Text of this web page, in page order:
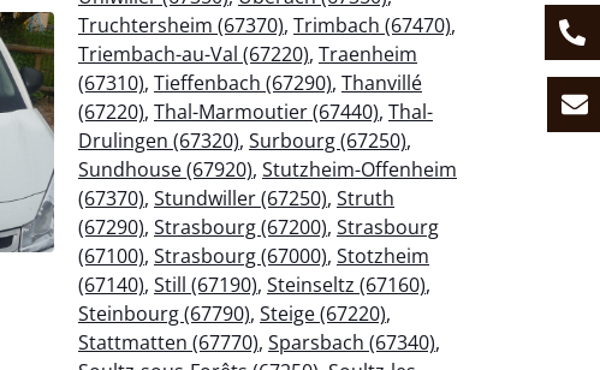
Truchtersheim (67370), Trimbach (67470),
Triembach-au-Val (67220), Traenheim
(67310), Tieffenbach (67290), Thanvillé
(67220), Thal-Marmoutier (67440), Thal-
Drulingen (67320), Surbourg (67250),
Sundhouse (67920), Stutzheim-Offenheim
(67370), Stundwiller (67250), Struth
(67290), Strasbourg (67200), Strasbourg
(67100), Strasbourg (67000), Stotzheim
(67140), Still (67190), Steinseltz (67160),
Steinbourg (67790), Steige (67220),
Stattmatten (67770), Sparsbach (67340),